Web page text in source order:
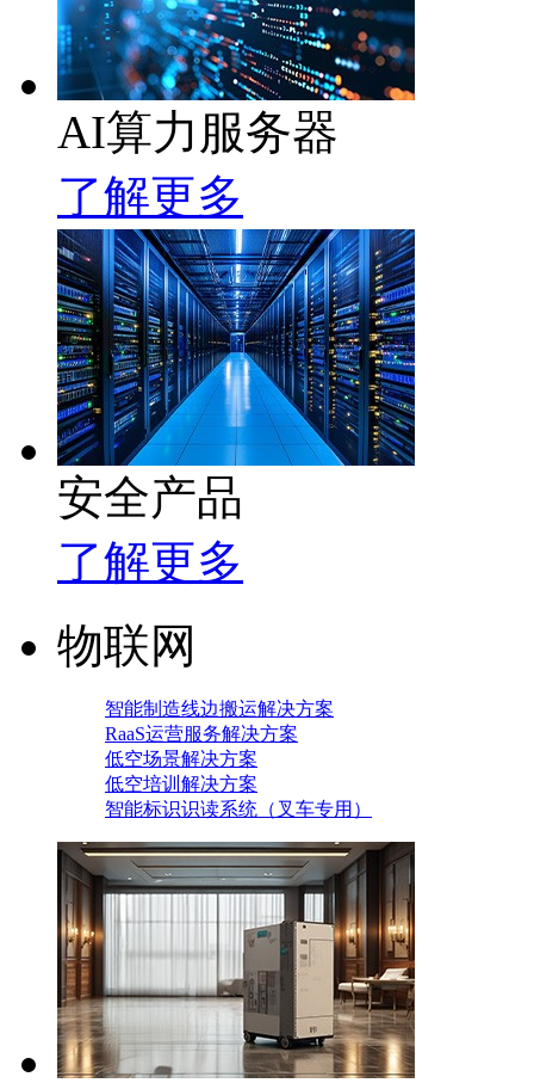
AI算力服务器
了解更多
安全产品
了解更多
物联网
智能制造线边搬运解决方案
RaaS运营服务解决方案
低空场景解决方案
低空培训解决方案
智能标识识读系统（叉车专用）